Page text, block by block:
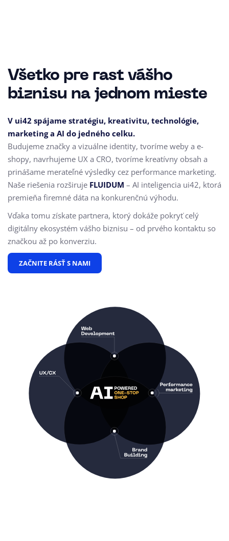
Všetko pre rast vášho
biznisu na jednom mieste
V ui42 spájame stratégiu, kreativitu, technológie,
marketing a AI do jedného celku.
Budujeme značky a vizuálne identity, tvoríme weby a e-
shopy, navrhujeme UX a CRO, tvoríme kreatívny obsah a
prinášame merateľné výsledky cez performance marketing.
Naše riešenia rozširuje FLUIDUM – AI inteligencia ui42, ktorá
premieňa firemné dáta na konkurenčnú výhodu.
Vďaka tomu získate partnera, ktorý dokáže pokryť celý
digitálny ekosystém vášho biznisu – od prvého kontaktu so
značkou až po konverziu.
ZAČNITE RÁSŤ S NAMI